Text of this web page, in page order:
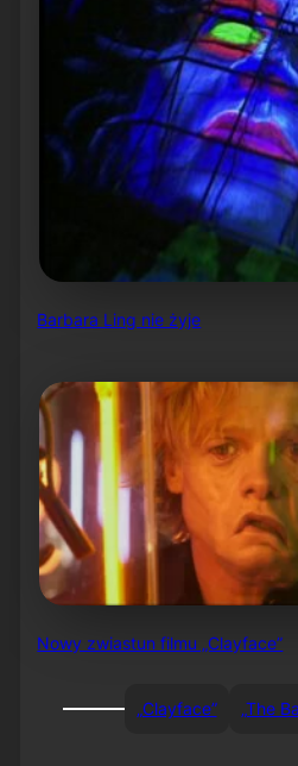
Barbara Ling nie żyje
Nowy zwiastun filmu „Clayface”
„Clayface” „The